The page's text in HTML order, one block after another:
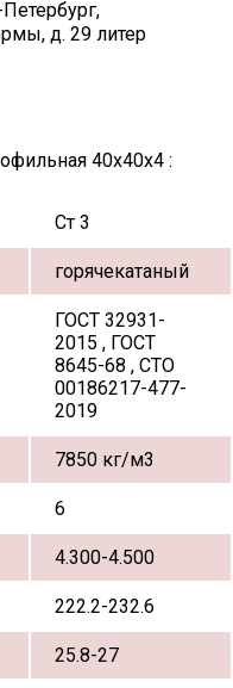
д. 29 литер
40х40х4 :
Ст 3
горячекатаный
ГОСТ 32931-
2015 , ГОСТ
8645-68 , СТО
00186217-477-
2019
7850 кг/м3
6
4.300-4.500
222.2-232.6
25.8-27